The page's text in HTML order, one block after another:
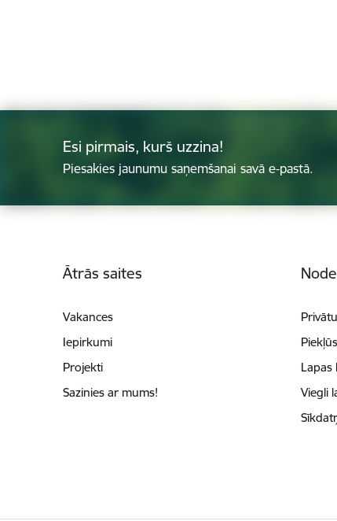
Esi pirmais, kurš uzzina!
Piesakies jaunumu saņemšanai savā e-pastā.
Ātrās saites
Vakances
Iepirkumi
Projekti
Sazinies ar mums!
Lapas
Viegli